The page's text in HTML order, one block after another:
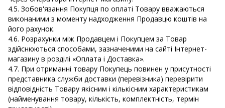
4.5. Зобов'язання Покупця по оплаті Товару вважаються
виконаними з моменту надходження Продавцю коштів на
його рахунок.
4.6. Розрахунки між Продавцем і Покупцем за Товар
здійснюються способами, зазначеними на сайті Інтернет-
магазину в розділі «Оплата і Доставка».
4.7. При отриманні товару Покупець повинен у присутності
представника служби доставки (перевізника) перевірити
відповідність Товару якісним і кількісним характеристикам
(найменування товару, кількість, комплектність, термін